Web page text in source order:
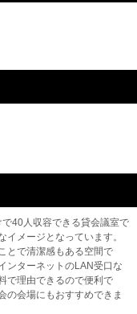
40人収容できる貸会議室で
メージとなっています。
とで清潔感もある空間で
ンターネットのLAN受口な
で理由できるので便利で
の会場にもおすすめできま